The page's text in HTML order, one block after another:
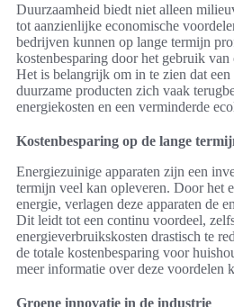
Duurzaamheid biedt niet alleen
tot aanzienlijke economische
bedrijven kunnen op lange termijn
kostenbesparing door het gebruik
Het is belangrijk om in te zien dat
duurzame producten zich vaak
energiekosten en een verminderde
Kostenbesparing op de lange
Energiezuinige apparaten zijn een
termijn veel kan opleveren. Door het
energie, verlagen deze apparaten de
Dit leidt tot een continu voordeel,
energieverbruikskosten drastisch te
de totale kostenbesparing voor
meer informatie over deze voordelen
Groene innovatie in de industrie